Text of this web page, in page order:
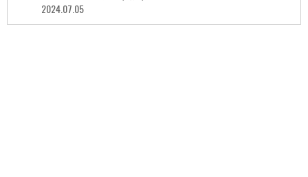
2024.07.05